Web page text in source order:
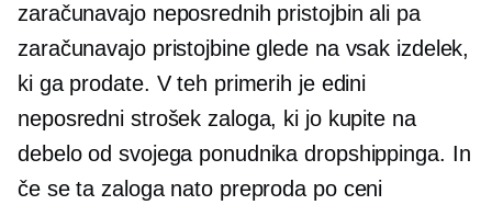
zaračunavajo neposrednih pristojbin ali pa
zaračunavajo pristojbine glede na vsak izdelek,
ki ga prodate. V teh primerih je edini
neposredni strošek zaloga, ki jo kupite na
debelo od svojega ponudnika dropshippinga. In
če se ta zaloga nato preproda po ceni